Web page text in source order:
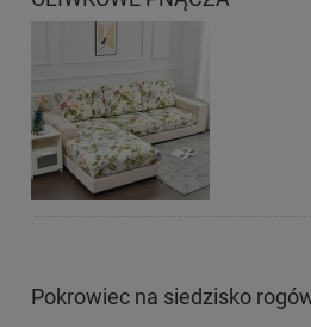
Pokrowiec na siedzisko